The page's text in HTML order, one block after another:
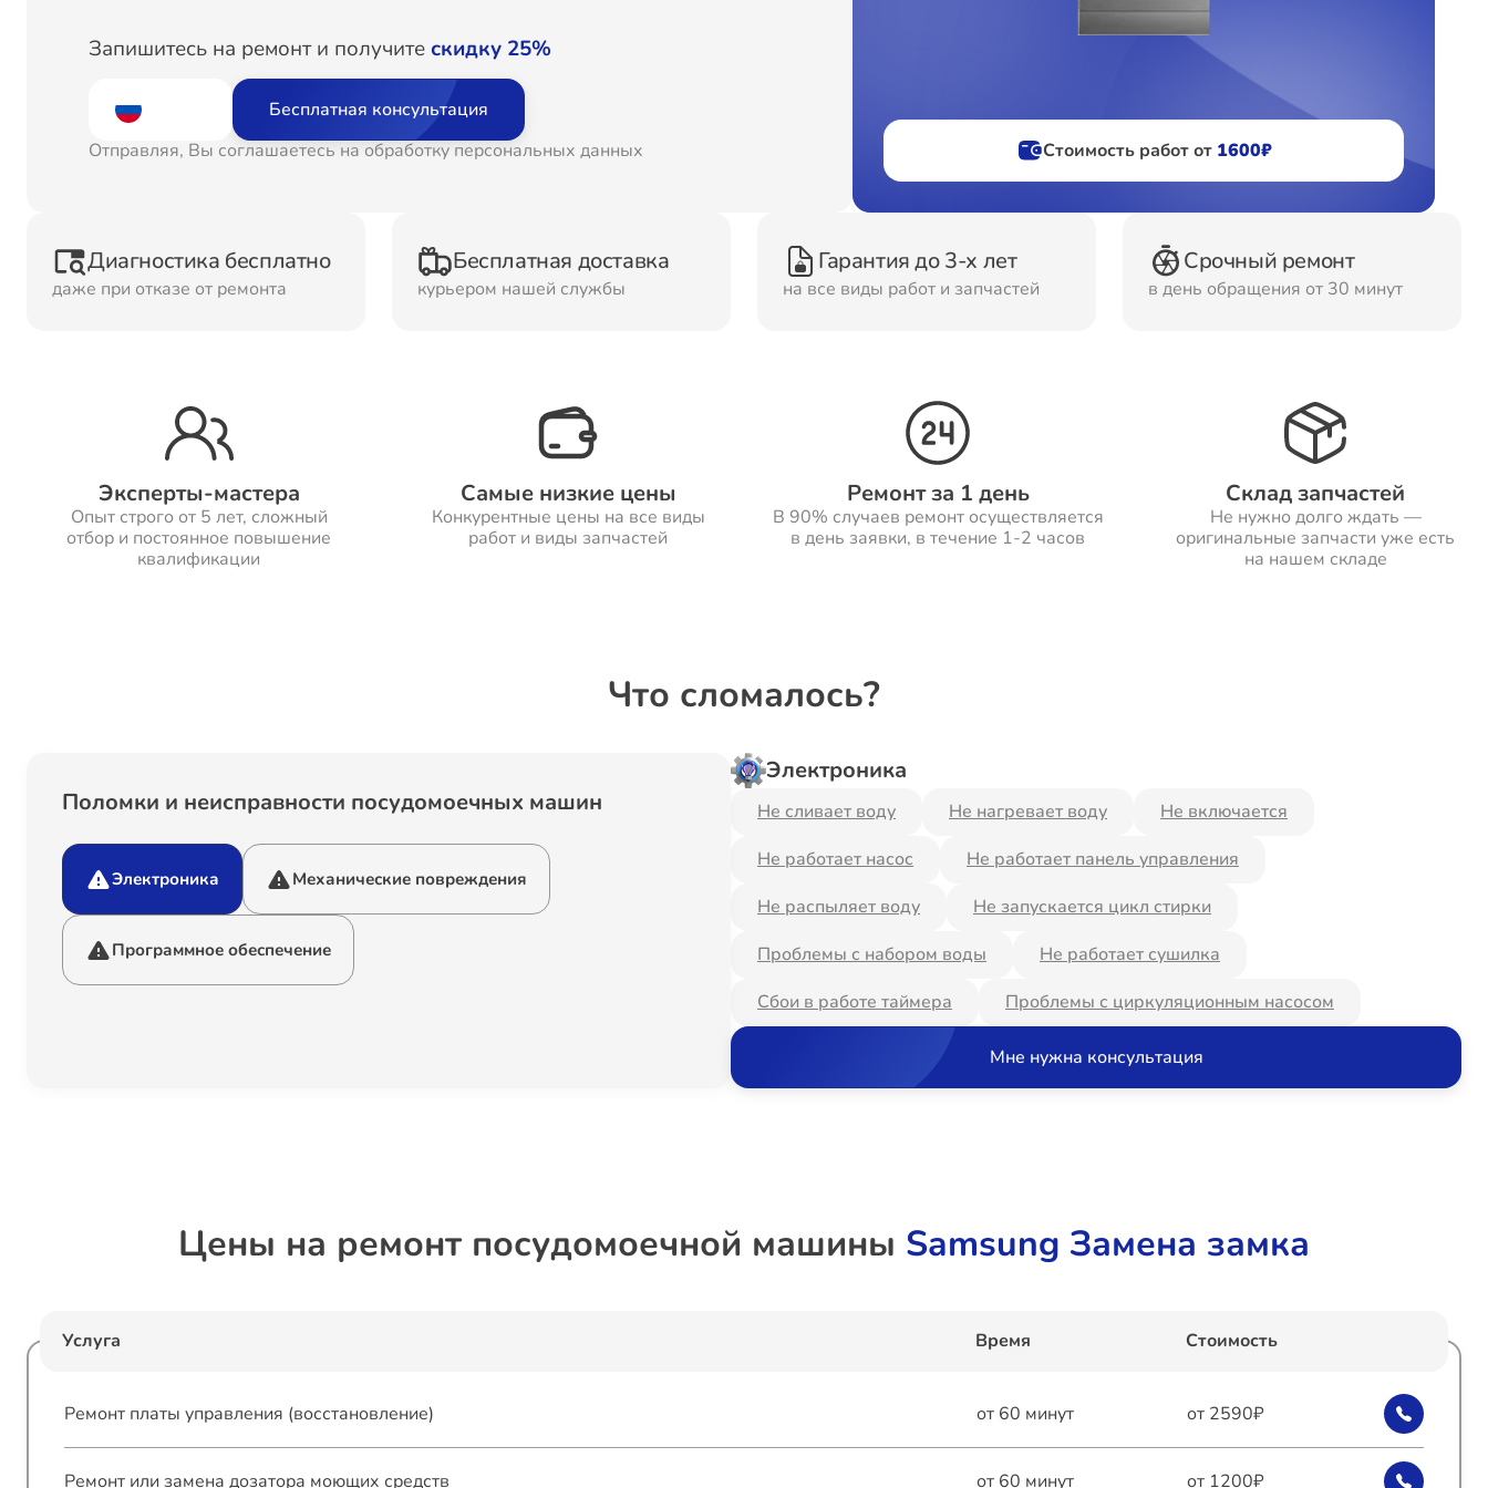
Запишитесь на ремонт и получитескидку 25%
Бесплатная консультация
Отправляя, Вы соглашаетесь на обработку персональных данных
Стоимость работ от 1600₽
Диагностика бесплатно
даже при отказе от ремонта
Бесплатная доставка
курьером нашей службы
Гарантия до 3-х лет
на все виды работ и запчастей
Срочный ремонт
в день обращения от 30 минут
Эксперты-мастера
Опыт строго от 5 лет, сложный
отбор и постоянное повышение
квалификации
Самые низкие цены
Конкурентные цены на все виды
работ и виды запчастей
Ремонт за 1 день
В 90% случаев ремонт осуществляется
в день заявки, в течение 1-2 часов
Склад запчастей
Не нужно долго ждать —
оригинальные запчасти уже есть
на нашем складе
Что сломалось?
Поломки и неисправности посудомоечных машин
Электроника Механические повреждения
Программное обеспечение
Электроника
Не сливает воду Не нагревает воду
Не включается
Не работает насос
Не работает панель управления
Не распыляет воду
Не запускается цикл стирки
Проблемы с набором воды
Не работает сушилка
Сбои в работе таймера
Проблемы с циркуляционным насосом
Мне нужна консультация
Цены на ремонт посудомоечной машины Samsung Замена замка
Услуга Время Стоимость
Ремонт платы управления (восстановление) от 60 минут от 2590₽
Ремонт или замена дозатора моющих средств от 60 минут от 1200₽
Водонагревателей
Ремонт Вытяжек
Ремонт Холодильных
камер
Ремонт Морозильных
камер
Ремонт ТВ-приставок
машин
Ремонт Стиральных
машин
Ремонт Сплит-систем